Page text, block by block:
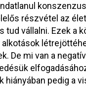
részvétel az
vállalni. Ezek a
De mi van a
pedig a